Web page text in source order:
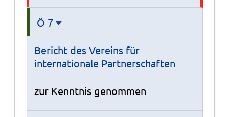
Ö 7
Bericht des Vereins für
internationale Partnerschaften
zur Kenntnis genommen